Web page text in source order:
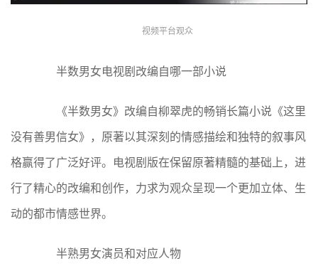
视频平台观众
半数男女电视剧改编自哪一部小说
《半数男女》改编自柳翠虎的畅销长篇小说《这里
没有善男信女》，原著以其深刻的情感描绘和独特的叙事风
格赢得了广泛好评。电视剧版在保留原著精髓的基础上，进
行了精心的改编和创作，力求为观众呈现一个更加立体、生
动的都市情感世界。
半熟男女演员和对应人物